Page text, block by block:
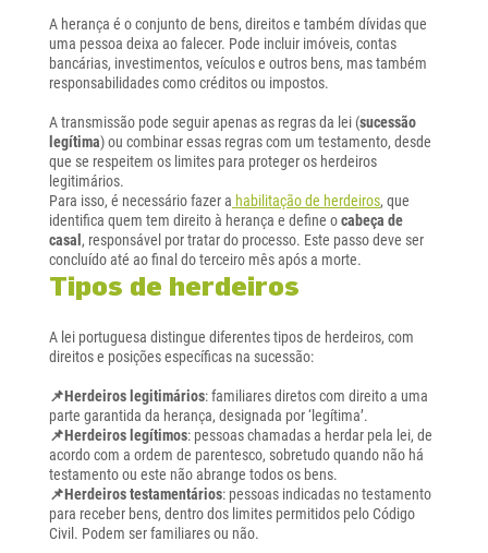
A herança é o conjunto de bens, direitos e também dívidas que
uma pessoa deixa ao falecer. Pode incluir imóveis, contas
bancárias, investimentos, veículos e outros bens, mas também
responsabilidades como créditos ou impostos.
A transmissão pode seguir apenas as regras da lei (sucessão
legítima) ou combinar essas regras com um testamento, desde
que se respeitem os limites para proteger os herdeiros
legitimários.
Para isso, é necessário fazer a habilitação de herdeiros, que
identifica quem tem direito à herança e define ocabeça de
casal , responsável por tratar do processo. Este passo deve ser
concluído até ao final do terceiro mês após a morte.
Tipos de herdeiros
A lei portuguesa distingue diferentes tipos de herdeiros, com
direitos e posições específicas na sucessão:
📌Herdeiros legitimários: familiares diretos com direito a uma
parte garantida da herança, designada por ‘legítima’.
📌Herdeiros legítimos: pessoas chamadas a herdar pela lei, de
acordo com a ordem de parentesco, sobretudo quando não há
testamento ou este não abrange todos os bens.
📌Herdeiros testamentários: pessoas indicadas no testamento
para receber bens, dentro dos limites permitidos pelo Código
Civil. Podem ser familiares ou não.